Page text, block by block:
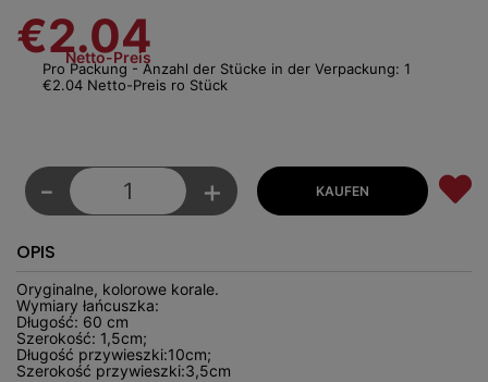
€2.04
Netto-Preis
Pro Packung - Anzahl der Stücke in der Verpackung: 1
€2.04 Netto-Preis ro Stück
- +
OPIS
Oryginalne, kolorowe korale.
Wymiary łańcuszka:
Długość: 60 cm
Szerokość: 1,5cm;
Długość przywieszki:10cm;
Szerokość przywieszki:3,5cm